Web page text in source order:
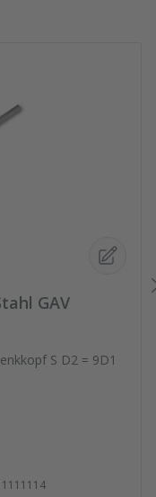
GAV
S D2 = 9D1